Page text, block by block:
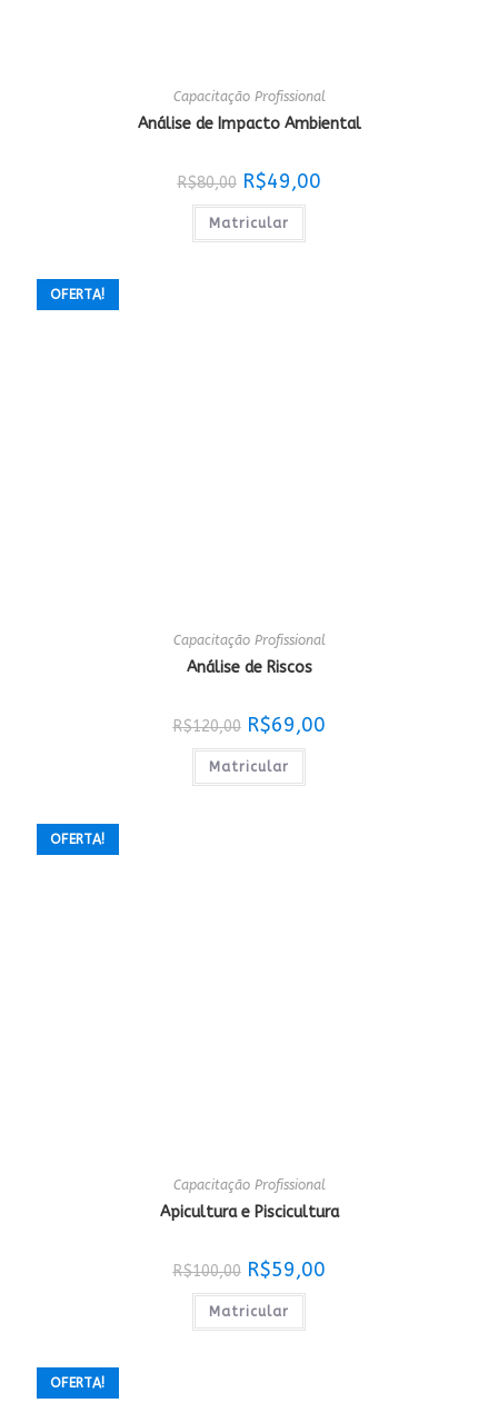
Capacitação Profissional
Análise de Impacto Ambiental
R$80,00 O
preço
original
era:
R$80,00.
R$49,00O
Matricular
OFERTA!
Capacitação Profissional
Análise de Riscos
R$120,00 O
preço
original
era:
R$120,00.
R$69,00O
Matricular
OFERTA!
Capacitação Profissional
Apicultura e Piscicultura
R$100,00 O
preço
original
era:
R$100,00.
R$59,00O
Matricular
OFERTA!